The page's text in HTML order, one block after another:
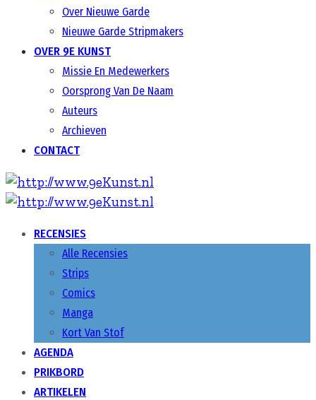
Over Nieuwe Garde
Nieuwe Garde Stripmakers
OVER 9E KUNST
Missie En Medewerkers
Oorsprong Van De Naam
Auteurs
Archieven
CONTACT
RECENSIES
Alle Recensies
Strips
Comics
Manga
Kort Van Stof
AGENDA
PRIKBORD
ARTIKELEN